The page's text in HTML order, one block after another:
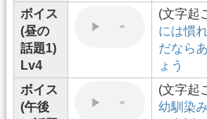
ボイス
(昼の
話題1)
Lv4
(文字起
には慣
だなら
ょう
ボイス
(午後
(文字起
幼馴染